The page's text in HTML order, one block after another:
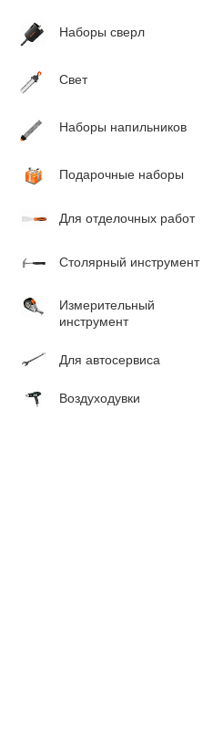
Наборы сверл
Свет
Наборы напильников
Подарочные наборы
Для отделочных работ
Столярный инструмент
Измерительный
инструмент
Для автосервиса
Воздуходувки